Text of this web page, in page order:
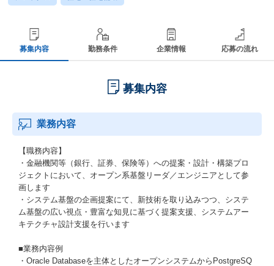
募集内容 勤務条件 企業情報 応募の流れ
募集内容
業務内容
【職務内容】
・金融機関等（銀行、証券、保険等）への提案・設計・構築プロ
ジェクトにおいて、オープン系基盤リーダ／エンジニアとして参
画します
・システム基盤の企画提案にて、新技術を取り込みつつ、システ
ム基盤の広い視点・豊富な知見に基づく提案支援、システムアー
キテクチャ設計支援を行います
■業務内容例
・Oracle Databaseを主体としたオープンシステムからPostgreSQ